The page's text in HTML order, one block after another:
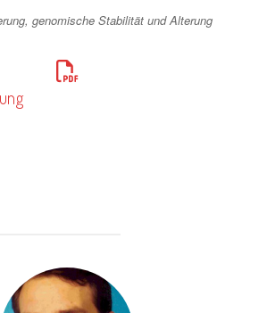
genomische Stabilität und Alterung